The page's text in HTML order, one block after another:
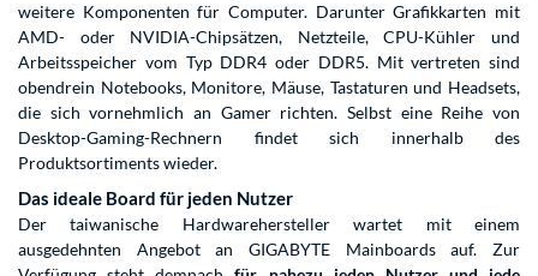
weitere Komponenten für Computer. DarunterGrafikkarten mit
AMD- oder NVIDIA-Chipsätzen, Netzteile,CPU-Kühler und
Arbeitsspeicher vom Typ DDR4 oder DDR5. Mit vertreten sind
obendrein Notebooks, Monitore, Mäuse, Tastaturen und Headsets,
die sich vornehmlich an Gamer richten. Selbst eine Reihe von
Desktop-Gaming-Rechnern findet sich innerhalb des
Produktsortiments wieder.
Das ideale Board für jeden Nutzer
Der taiwanische Hardwarehersteller wartet mit einem
ausgedehnten Angebot an GIGABYTE Mainboards auf. Zur